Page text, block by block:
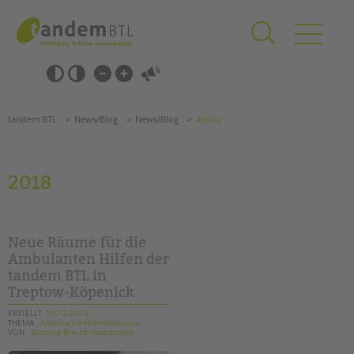
springen
Barrierefrei-
Einstellungen
überspringen
überspringen
Förderzentren
Kollegs
EFöB
Schulbezogene Sozialarbeit
Tagesgruppen
tandem BTL News/Blog News/Blog Archiv
2018
Neue Räume für die
Ambulanten Hilfen der
tandem BTL in
Treptow-Köpenick
ERSTELLT 10.12.2018
THEMA Ambulante HilfenInklusion
VON
Barbara Brecht-Hadraschek